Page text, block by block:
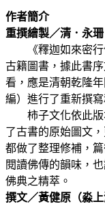
作者簡介
重撰繪製／清．永珊
《釋迦如來密行
古籍圖書，據此書
看，應是清朝乾隆
編）進行了重新撰
柿子文化依此版
了古書的原始圖文
都做了整理修補，
閱讀佛傳的韻味，
佛典之精萃。
撰文／黃健原（淼上